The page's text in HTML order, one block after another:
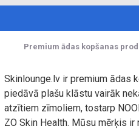
Premium ādas kopšanas
Skinlounge.lv ir premium ādas
piedāvā plašu klāstu vairāk
atzītiem zīmoliem, tostarp
ZO Skin Health. Mūsu mērķis